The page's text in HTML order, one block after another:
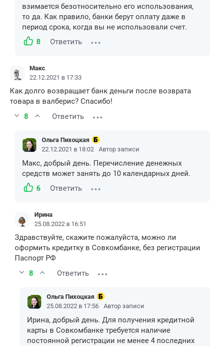
взимается безотносительно его использования,
то да. Как правило, банки берут оплату даже в
период срока, когда вы не использовали счет.
8
Ответить
Макс
22.12.2021 в 17:33
Как долго возвращает банк деньги после возврата
товара в валберис? Спасибо!
8
Ответить
Ольга Пихоцкая
22.12.2021 в 18:02
Автор записи
Макс, добрый день. Перечисление денежных
средств может занять до 10 календарных дней.
6
Ответить
Ирина
25.08.2022 в 16:51
Здравствуйте, скажите пожалуйста, можно ли
оформить кредитку в Совкомбанке, без регистрации
Паспорт РФ
8
Ответить
Ольга Пихоцкая
25.08.2022 в 17:56
Автор записи
Ирина, добрый день. Для получения кредитной
карты в Совкомбанке требуется наличие
постоянной регистрации не менее 4 последних